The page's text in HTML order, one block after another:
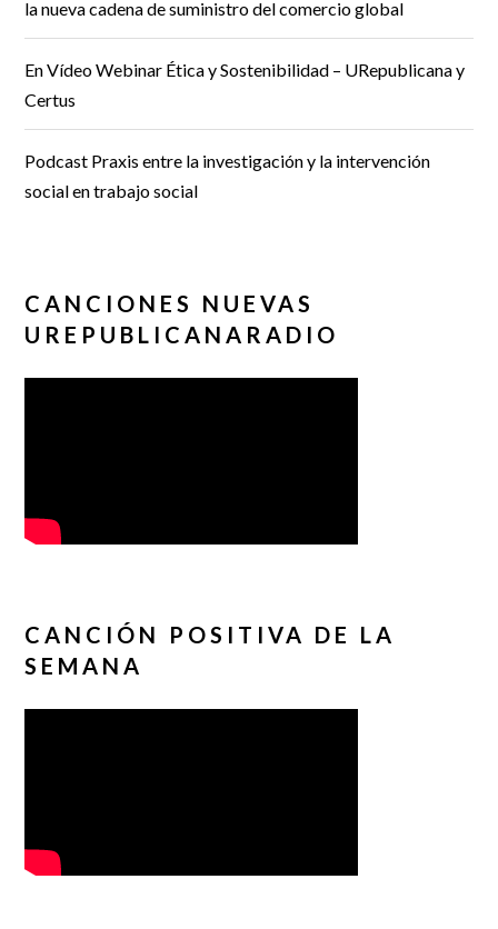
la nueva cadena de suministro del comercio global
En Vídeo Webinar Ética y Sostenibilidad – URepublicana y
Certus
Podcast Praxis entre la investigación y la intervención
social en trabajo social
CANCIONES NUEVAS
UREPUBLICANARADIO
CANCIÓN POSITIVA DE LA
SEMANA